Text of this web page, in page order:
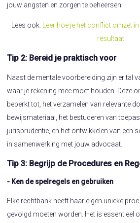
jouw angsten en zorgen te beheersen.
Lees ook:
Leer hoe je het conflict omzet
resultaat
Tip 2: Bereid je praktisch voor
Naast de mentale voorbereiding zijn er tal
waar je rekening mee moet houden. Deze
beperkt tot, het verzamelen van relevante
bewijsmateriaal, het bestuderen van
jurisprudentie, en het ontwikkelen van een
in samenwerking met jouw advocaat.
Tip 3: Begrijp de Procedures en
- Ken de spelregels en gebruiken
Elke rechtbank heeft haar eigen unieke
gevolgd moeten worden. Het is essentieel